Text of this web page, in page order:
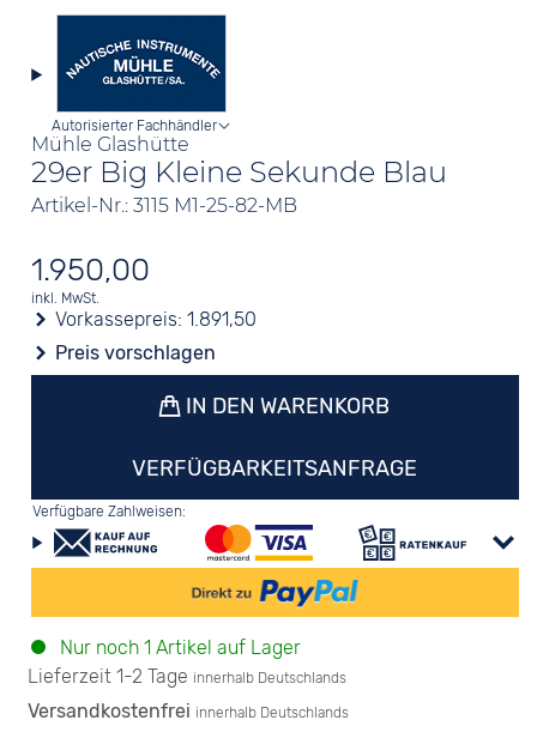
Mühle Glashütte
29er Big Kleine Sekunde Blau
Artikel-Nr.: 3115 M1-25-82-MB
Autorisierter Fachhändler
1.950,00
inkl. MwSt.
Vorkassepreis:1.891,50
Preis vorschlagen
IN DEN WARENKORB
VERFÜGBARKEITSANFRAGE
Verfügbare Zahlweisen:
Nur noch 1 Artikel auf Lager
Lieferzeit 1-2 Tage innerhalb Deutschlands
Versandkostenfrei innerhalb Deutschlands